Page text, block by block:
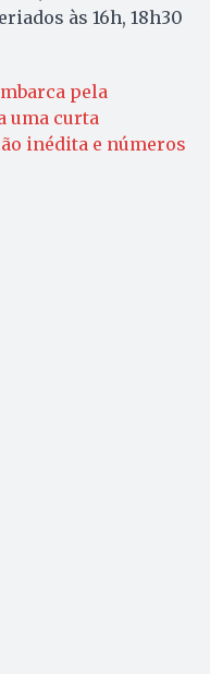
às 16h, 18h30
pela
uma curta
inédita e números